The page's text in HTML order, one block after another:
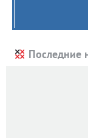
Последние